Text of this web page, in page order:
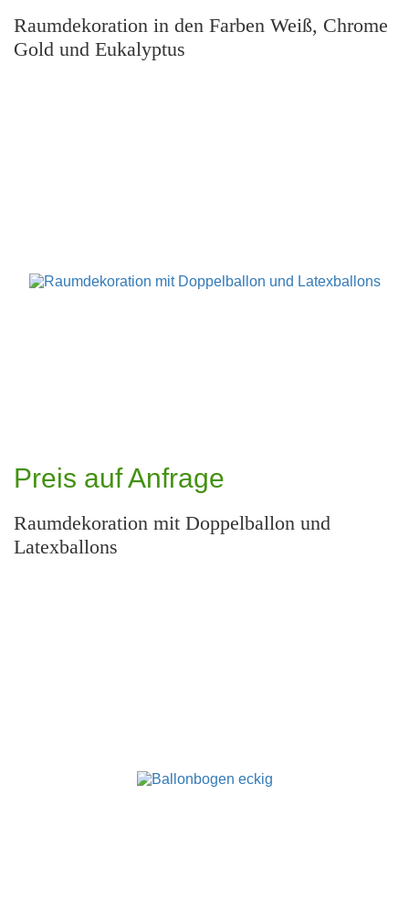
Raumdekoration in den Farben Weiß, Chrome
Gold und Eukalyptus
Preis auf Anfrage
Raumdekoration mit Doppelballon und
Latexballons